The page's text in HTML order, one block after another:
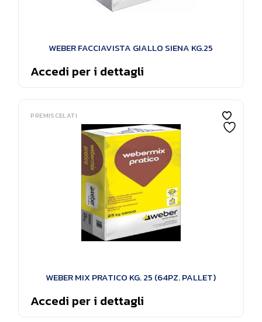
WEBER FACCIAVISTA GIALLO SIENA KG.25
Accedi per i dettagli
PREMISCELATI
WEBER MIX PRATICO KG. 25 (64PZ. PALLET)
Accedi per i dettagli